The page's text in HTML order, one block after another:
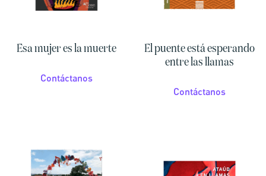
Esa mujer es la muerte
Contáctanos
El puente está esperando
entre las llamas
Contáctanos